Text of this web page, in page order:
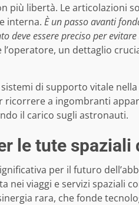
più libertà. Le articolazioni
interna. È un passo avanti
deve essere preciso per evitare
un dettaglio
di supporto vitale
a ingombranti
il carico sugli astronauti.
le tute
per il futuro
nei viaggi e servizi spaziali
rara, che fonde